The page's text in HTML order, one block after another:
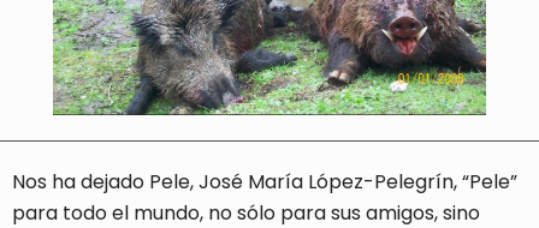
Nos ha dejado Pele, José María López-Pelegrín, “Pele”
para todo el mundo, no sólo para sus amigos, sino